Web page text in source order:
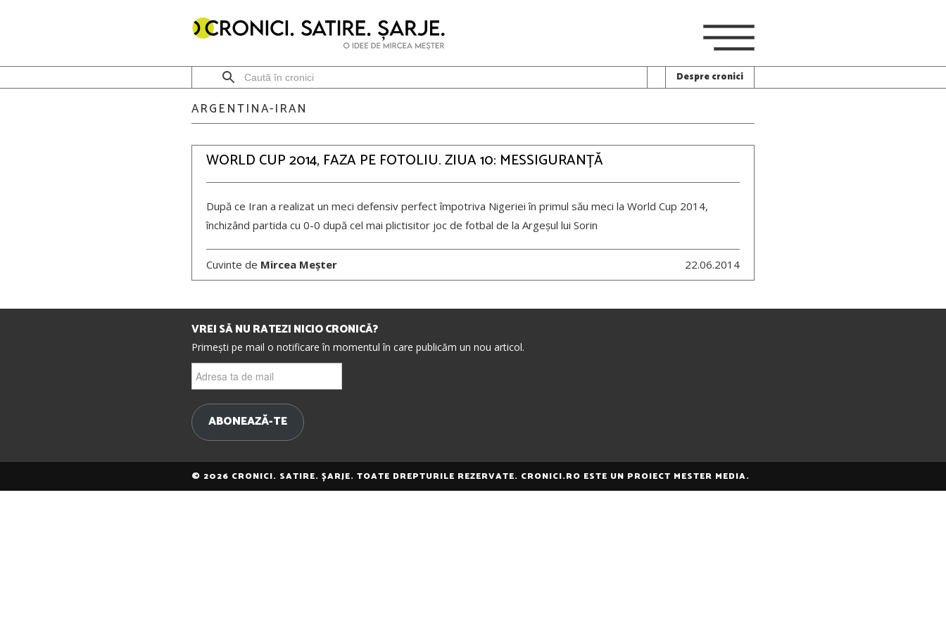
Despre cronici
ARGENTINA-IRAN
WORLD CUP 2014, FAZA PE FOTOLIU. ZIUA 10: MESSIGURANȚĂ
După ce Iran a realizat un meci defensiv perfect împotriva Nigeriei în primul său meci la World Cup 2014,
închizând partida cu 0-0 după cel mai plictisitor joc de fotbal de la Argeșul lui Sorin
Cuvinte de Mircea Meșter 22.06.2014
VREI SĂ NU RATEZI NICIO CRONICĂ?
Primești pe mail o notificare în momentul în care publicăm un nou articol.
ta
mail
ABONEAZĂ-TE
© 2026 CRONICI. SATIRE. ȘARJE. TOATE DREPTURILE REZERVATE. CRONICI.RO ESTE UN PROIECT MESTER MEDIA.